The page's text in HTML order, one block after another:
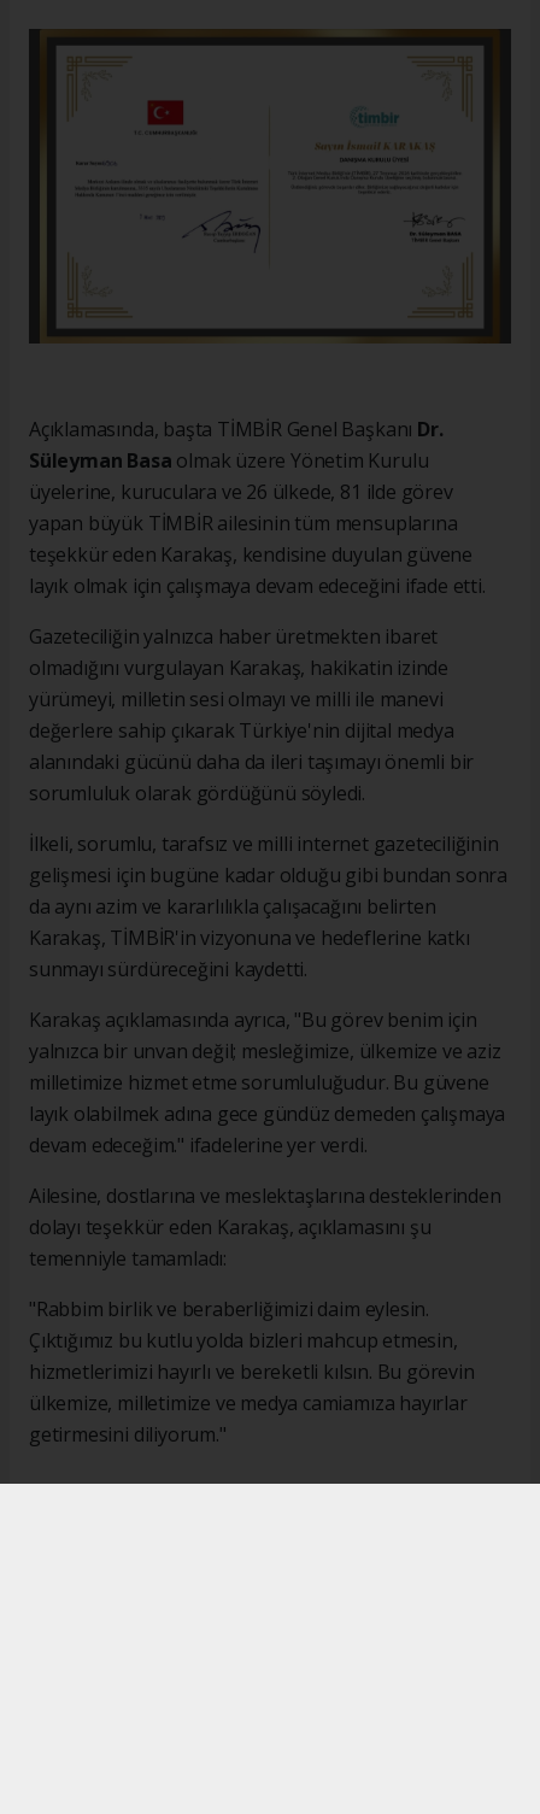
Açıklamasında, başta TİMBİR Genel Başkanı Dr.
Süleyman Basa olmak üzere Yönetim Kurulu
üyelerine, kuruculara ve 26 ülkede, 81 ilde görev
yapan büyük TİMBİR ailesinin tüm mensuplarına
teşekkür eden Karakaş, kendisine duyulan güvene
layık olmak için çalışmaya devam edeceğini ifade etti.
Gazeteciliğin yalnızca haber üretmekten ibaret
olmadığını vurgulayan Karakaş, hakikatin izinde
yürümeyi, milletin sesi olmayı ve milli ile manevi
değerlere sahip çıkarak Türkiye'nin dijital medya
alanındaki gücünü daha da ileri taşımayı önemli bir
sorumluluk olarak gördüğünü söyledi.
İlkeli, sorumlu, tarafsız ve milli internet gazeteciliğinin
gelişmesi için bugüne kadar olduğu gibi bundan sonra
da aynı azim ve kararlılıkla çalışacağını belirten
Karakaş, TİMBİR'in vizyonuna ve hedeflerine katkı
sunmayı sürdüreceğini kaydetti.
Karakaş açıklamasında ayrıca, "Bu görev benim için
yalnızca bir unvan değil; mesleğimize, ülkemize ve aziz
milletimize hizmet etme sorumluluğudur. Bu güvene
layık olabilmek adına gece gündüz demeden çalışmaya
devam edeceğim." ifadelerine yer verdi.
Ailesine, dostlarına ve meslektaşlarına desteklerinden
dolayı teşekkür eden Karakaş, açıklamasını şu
temenniyle tamamladı:
"Rabbim birlik ve beraberliğimizi daim eylesin.
Çıktığımız bu kutlu yolda bizleri mahcup etmesin,
hizmetlerimizi hayırlı ve bereketli kılsın. Bu görevin
ülkemize, milletimize ve medya camiamıza hayırlar
getirmesini diliyorum."